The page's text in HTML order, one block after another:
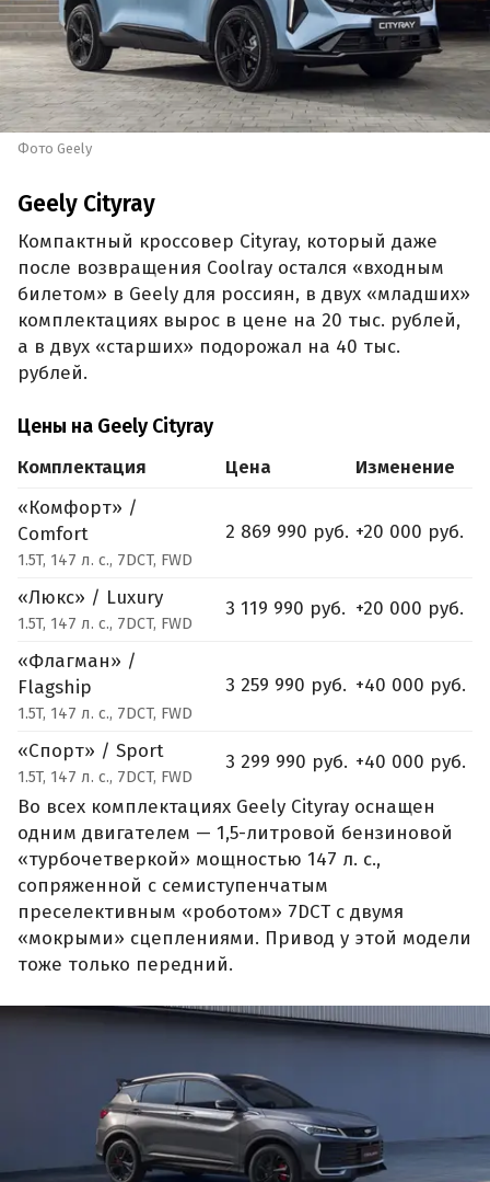
Фото Geely
Geely Cityray
Компактный кроссовер Cityray, который даже
после возвращения Coolray остался «входным
билетом» в Geely для россиян, в двух «младших»
комплектациях вырос в цене на 20 тыс. рублей,
а в двух «старших» подорожал на 40 тыс.
рублей.
Цены на Geely Cityray
Комплектация Цена
Изменение
«Комфорт» /
Comfort
1.5T, 147 л. с., 7DCT, FWD
2 869 990 руб. +20 000 руб.
«Люкс» / Luxury
1.5T, 147 л. с., 7DCT, FWD
3 119 990 руб. +20 000 руб.
«Флагман» /
Flagship
1.5T, 147 л. с., 7DCT, FWD
3 259 990 руб. +40 000 руб.
«Спорт» / Sport
1.5T, 147 л. с., 7DCT, FWD
3 299 990 руб. +40 000 руб.
Во всех комплектациях Geely Cityray оснащен
одним двигателем — 1,5-литровой бензиновой
«турбочетверкой» мощностью 147 л. с.,
сопряженной с семиступенчатым
преселективным «роботом» 7DCT с двумя
«мокрыми» сцеплениями. Привод у этой модели
тоже только передний.